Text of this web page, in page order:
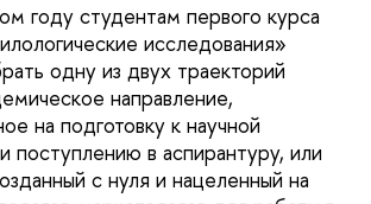
году студентам первого курса
исследования»
одну из двух траекторий
направление,
на подготовку к научной
поступлению в аспирантуру, или
с нуля и нацеленный на